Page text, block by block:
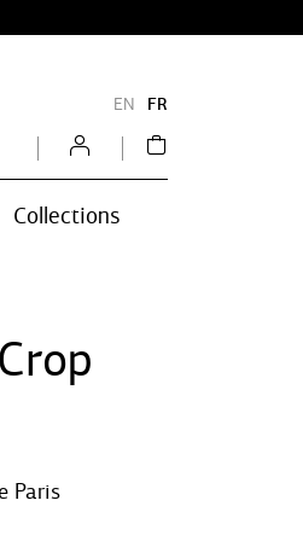
FR
EN
Collections
Paris